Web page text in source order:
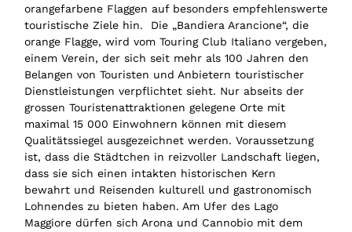
orangefarbene Flaggen auf besonders empfehlenswerte
touristische Ziele hin. Die „Bandiera Arancione“, die
orange Flagge, wird vom Touring Club Italiano vergeben,
einem Verein, der sich seit mehr als 100 Jahren den
Belangen von Touristen und Anbietern touristischer
Dienstleistungen verpflichtet sieht. Nur abseits der
grossen Touristenattraktionen gelegene Orte mit
maximal 15 000 Einwohnern können mit diesem
Qualitätssiegel ausgezeichnet werden. Voraussetzung
ist, dass die Städtchen in reizvoller Landschaft liegen,
dass sie sich einen intakten historischen Kern
bewahrt und Reisenden kulturell und gastronomisch
Lohnendes zu bieten haben. Am Ufer des Lago
Maggiore dürfen sich Arona und Cannobio mit dem